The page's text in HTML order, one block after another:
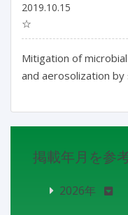
2019.10.15
☆
Mitigation of
and aerosolization by
掲載年月を参
2026年